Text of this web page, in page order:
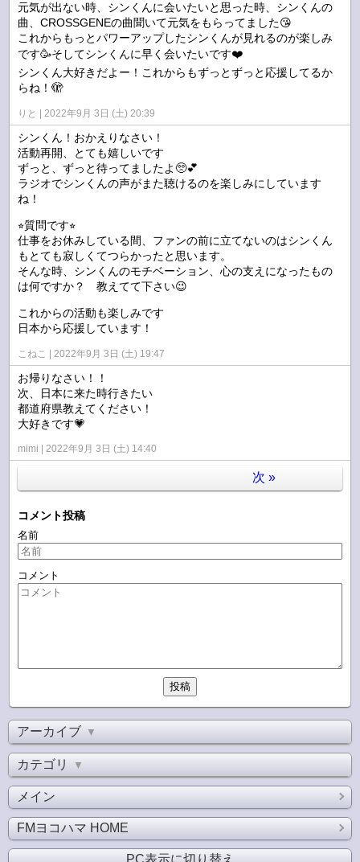
元気が出ない時、シンくんに会いたいと思った時、シンくんの
曲、CROSSGENEの曲聞いて元気をもらってました😘
これからもっとパワーアップしたシンくんが見れるのが楽しみ
です🥳そしてシンくんに早く会いたいです❤️
シンくん大好きだよー！これからもずっとずっと応援してるか
らね！🫣
りと 2022年9月 3日 (土) 20:39
シンくん！おかえりなさい！
活動再開、とても嬉しいです
ずっと、ずっと待ってましたよ🥺💕
ラジオでシンくんの声がまた聴けるのを楽しみにしています
ね！
⭐︎質問です⭐︎
仕事をお休みしている間、ファンの前に立てないのはシンくん
もとても寂しくてつらかったと思います。
そんな時、シンくんのモチベーション、心の支えになったもの
は何ですか？ 教えてて下さい😉
これからの活動も楽しみです
日本から応援しています！
こねこ 2022年9月 3日 (土) 19:47
お帰りなさい！！
次、日本に来た時行きたい
都道府県教えてください！
大好きです💗
mimi 2022年9月 3日 (土) 14:40
次 »
コメント投稿
名前
コメント
アーカイブ ▼
カテゴリ ▼
メイン
FMヨコハマ HOME
PC表示に切り替え